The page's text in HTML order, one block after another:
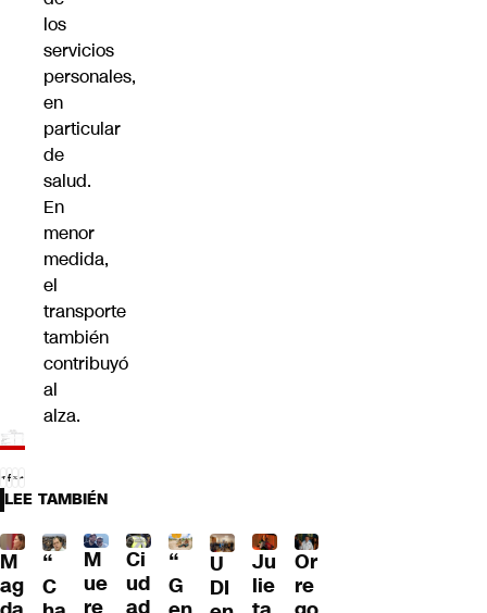
los
servicios
personales,
en
particular
de
salud.
En
menor
medida,
el
transporte
también
contribuyó
al
alza.
LEE TAMBIÉN
M
ag
“
C
M
ue
Ci
ud
“
G
U
DI
Ju
lie
Or
re